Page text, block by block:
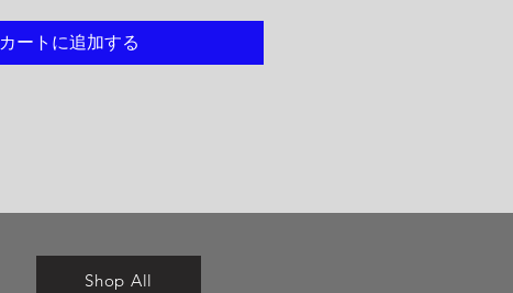
カートに追加する
Shop All